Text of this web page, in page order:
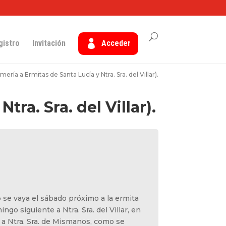
Invitación Acceder
a Ermitas de Santa Lucía y Ntra. Sra. del Villar).
Sra. del Villar).
vaya el sábado próximo a la ermita
siguiente a Ntra. Sra. del Villar, en
Ntra. Sra. de Mismanos, como se